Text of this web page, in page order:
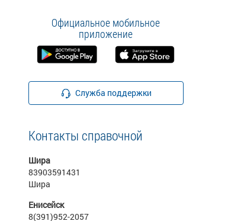
Официальное мобильное
приложение
Служба поддержки
Контакты справочной
Шира
83903591431
Шира
Енисейск
8(391)952-2057